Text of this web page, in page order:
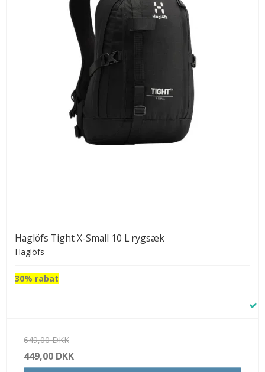
Haglöfs Tight X-Small 10 L rygsæk
Haglöfs
30% rabat
649,00 DKK
449,00 DKK